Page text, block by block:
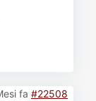
fa #22508